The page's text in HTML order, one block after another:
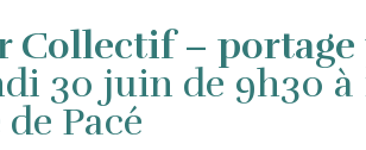
Collectif –
30 juin de 9h30 à
Pacé